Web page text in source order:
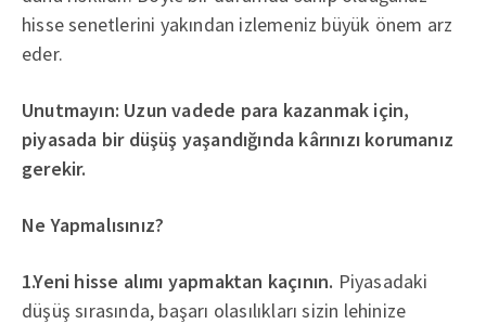
hisse senetlerini yakından izlemeniz büyük önem arz
eder.
Unutmayın: Uzun vadede para kazanmak için,
piyasada bir düşüş yaşandığında kârınızı korumanız
gerekir.
Ne Yapmalısınız?
1.Yeni hisse alımı yapmaktan kaçının. Piyasadaki
düşüş sırasında, başarı olasılıkları sizin lehinize